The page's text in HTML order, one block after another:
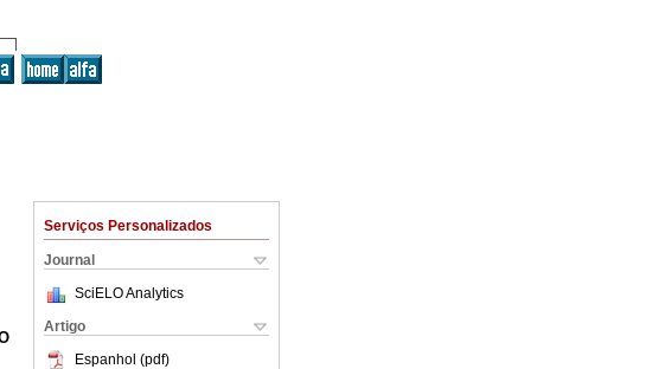
Serviços Personalizados
Journal
SciELO Analytics
Artigo
Espanhol (pdf)